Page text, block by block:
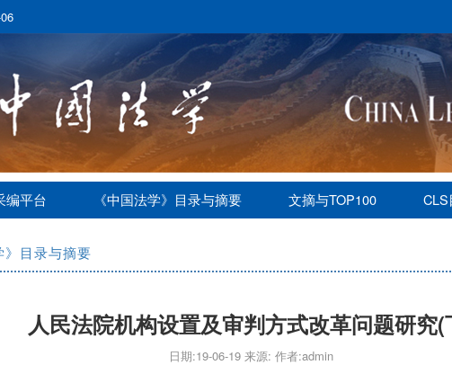
编平台 《中国法学》目录与摘要 文摘与TOP100
》目录与摘要
人民法院机构设置及审判方式改革问题研究(
日期:19-06-19 来源: 作者:admin